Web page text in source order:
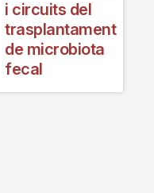
i circuits del
trasplantament
de microbiota
fecal